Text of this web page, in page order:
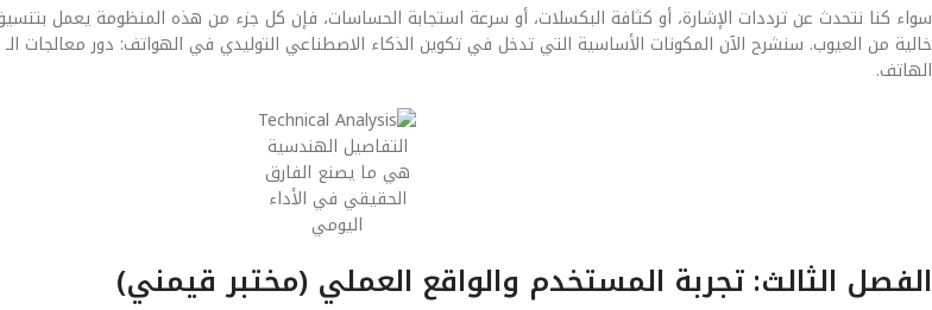
سواء كنا نتحدث عن ترددات الإشارة، أو كثافة البكسلات، أو سرعة استجابة الحساسات، فإن كل جزء من هذه المنظومة يعمل
الهاتف.
التفاصيل الهندسية
هي ما يصنع الفارق
الحقيقي في الأداء
اليومي
الفصل الثالث: تجربة المستخدم والواقع العملي (مختبر قيمني)